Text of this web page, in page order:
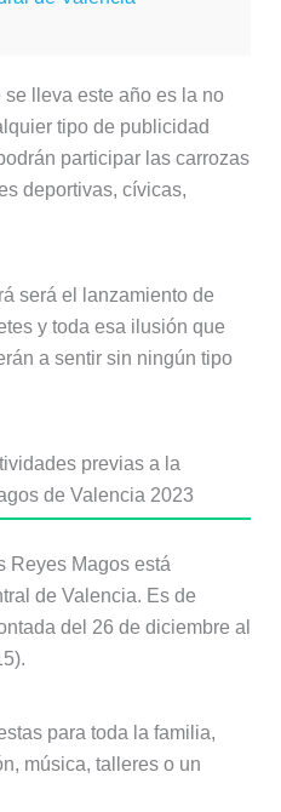
lleva este año es la no
tipo de publicidad
participar las carrozas
deportivas, cívicas,
será el lanzamiento de
y toda esa ilusión que
a sentir sin ningún tipo
previas a la
de Valencia 2023
Reyes Magos está
de Valencia. Es de
del 26 de diciembre al
para toda la familia,
música, talleres o un